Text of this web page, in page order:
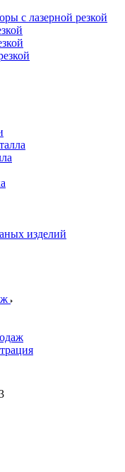
с лазерной резкой
изделий